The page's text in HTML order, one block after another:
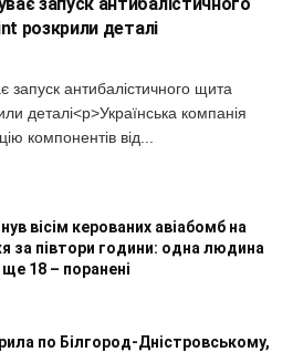
розкрили деталі
запуск антибалістичного щита
деталі<p>Українська компанія
компонентів від...
вісім керованих авіабомб на
за півтори години: одна людина
18 – поранені
по Білгород-Дністровському,